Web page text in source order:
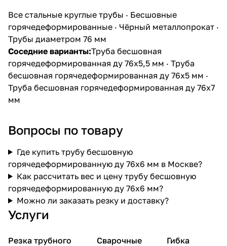
Все стальные круглые трубы · Бесшовные
горячедеформированные · Чёрный металлопрокат ·
Трубы диаметром 76 мм
Соседние варианты:Труба бесшовная
горячедеформированная ду 76х5,5 мм · Труба
бесшовная горячедеформированная ду 76х5 мм ·
Труба бесшовная горячедеформированная ду 76х7
мм
Вопросы по товару
Где купить трубу бесшовную
горячедеформированную ду 76х6 мм в Москве?
Как рассчитать вес и цену трубу бесшовную
горячедеформированную ду 76х6 мм?
Можно ли заказать резку и доставку?
Услуги
Резка трубного
Сварочные
Гибка